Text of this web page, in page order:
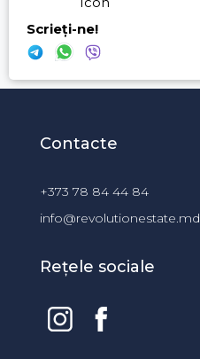
Scrieți-ne!
Contacte
+373 78 84 44 84
info@revolutionestate.md
Rețele sociale